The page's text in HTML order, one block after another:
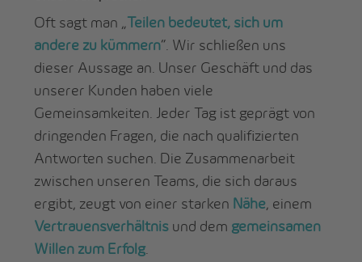
Oft sagt man „Teilen bedeutet, sich um
andere zu kümmern“. Wir schließen uns
dieser Aussage an. Unser Geschäft und das
unserer Kunden haben viele
Gemeinsamkeiten. Jeder Tag ist geprägt von
dringenden Fragen, die nach qualifizierten
Antworten suchen. Die Zusammenarbeit
zwischen unseren Teams, die sich daraus
ergibt, zeugt von einer starken Nähe, einem
Vertrauensverhältnis und dem gemeinsamen
Willen zum Erfolg.